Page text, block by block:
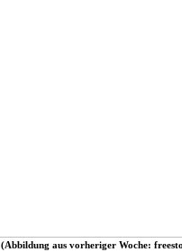
(Abbildung aus vorheriger Woche: